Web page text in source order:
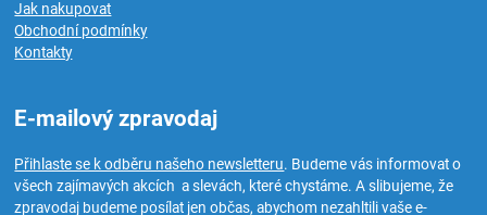
Jak nakupovat
Obchodní podmínky
Kontakty
E-mailový zpravodaj
Přihlaste se k odběru našeho newsletteru. Budeme vás informovat o
všech zajímavých akcích a slevách, které chystáme. A slibujeme, že
zpravodaj budeme posílat jen občas, abychom nezahltili vaše e-